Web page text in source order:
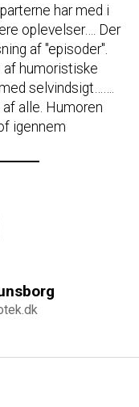
har med i
oplevelser…. Der
af "episoder".
humoristiske
selvindsigt…….
alle. Humoren
igennem